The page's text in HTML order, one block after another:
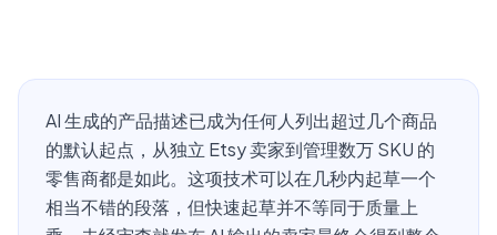
AI 生成的产品描述已成为任何人列出超过几个商品
的默认起点，从独立 Etsy 卖家到管理数万 SKU 的
零售商都是如此。这项技术可以在几秒内起草一个
相当不错的段落，但快速起草并不等同于质量上